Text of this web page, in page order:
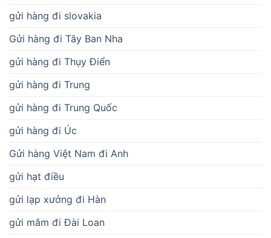
gửi hàng đi slovakia
Gửi hàng đi Tây Ban Nha
gửi hàng đi Thụy Điển
gửi hàng đi Trung
gửi hàng đi Trung Quốc
gửi hàng đi Úc
Gửi hàng Việt Nam đi Anh
gửi hạt điều
gửi lạp xưởng đi Hàn
gửi mắm đi Đài Loan